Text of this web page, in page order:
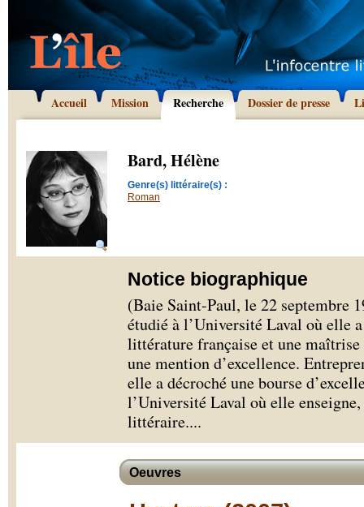
Accueil Mission Recherche Dossier de presse
Bard, Hélène
Genre(s) littéraire(s) :
Roman
Notice biographique
(Baie Saint-Paul, le 22 septembre
étudié à l’Université Laval où elle
littérature française et une
une mention d’excellence.
elle a décroché une bourse
l’Université Laval où elle
littéraire....
Oeuvres